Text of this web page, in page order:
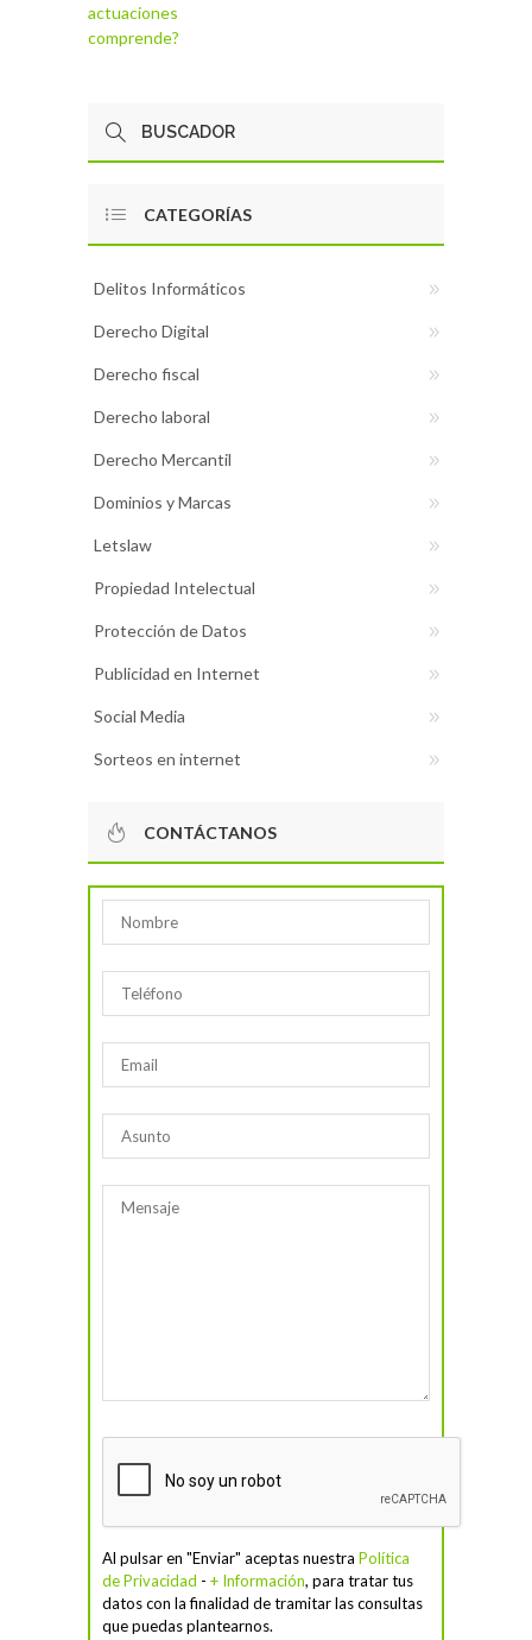
actuaciones
comprende?
CATEGORÍAS
Delitos Informáticos
Derecho Digital
Derecho fiscal
Derecho laboral
Derecho Mercantil
Dominios y Marcas
Letslaw
Propiedad Intelectual
Protección de Datos
Publicidad en Internet
Social Media
Sorteos en internet
CONTÁCTANOS
Al pulsar en "Enviar" aceptas nuestra Política
de Privacidad - + Información, para tratar tus
datos con la finalidad de tramitar las consultas
que puedas plantearnos.